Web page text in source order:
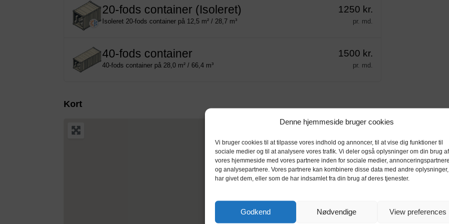
Denne hjemmeside bruger cookies
Vi bruger cookies til at tilpasse vores indhold og annoncer, til at vise dig funktioner til
sociale medier og til at analysere vores trafik. Vi deler også oplysninger om din brug af
vores hjemmeside med vores partnere inden for sociale medier, annonceringspartnere
og analysepartnere. Vores partnere kan kombinere disse data med andre
har givet dem, eller som de har indsamlet fra din brug af deres tjenester.
Godkend Nødvendige View preferences
20-fods container (Isoleret)
Isoleret 20-fods container på 12,5 m² / 28,7 m³
1250 kr.
pr. md.
40-fods container
40-fods container på 28,0 m² / 66,4 m³
1500 kr.
pr. md.
Kort